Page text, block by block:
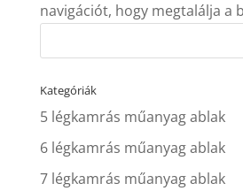
navigációt, hogy megtalálja a
Kategóriák
5 légkamrás műanyag ablak
6 légkamrás műanyag ablak
7 légkamrás műanyag ablak